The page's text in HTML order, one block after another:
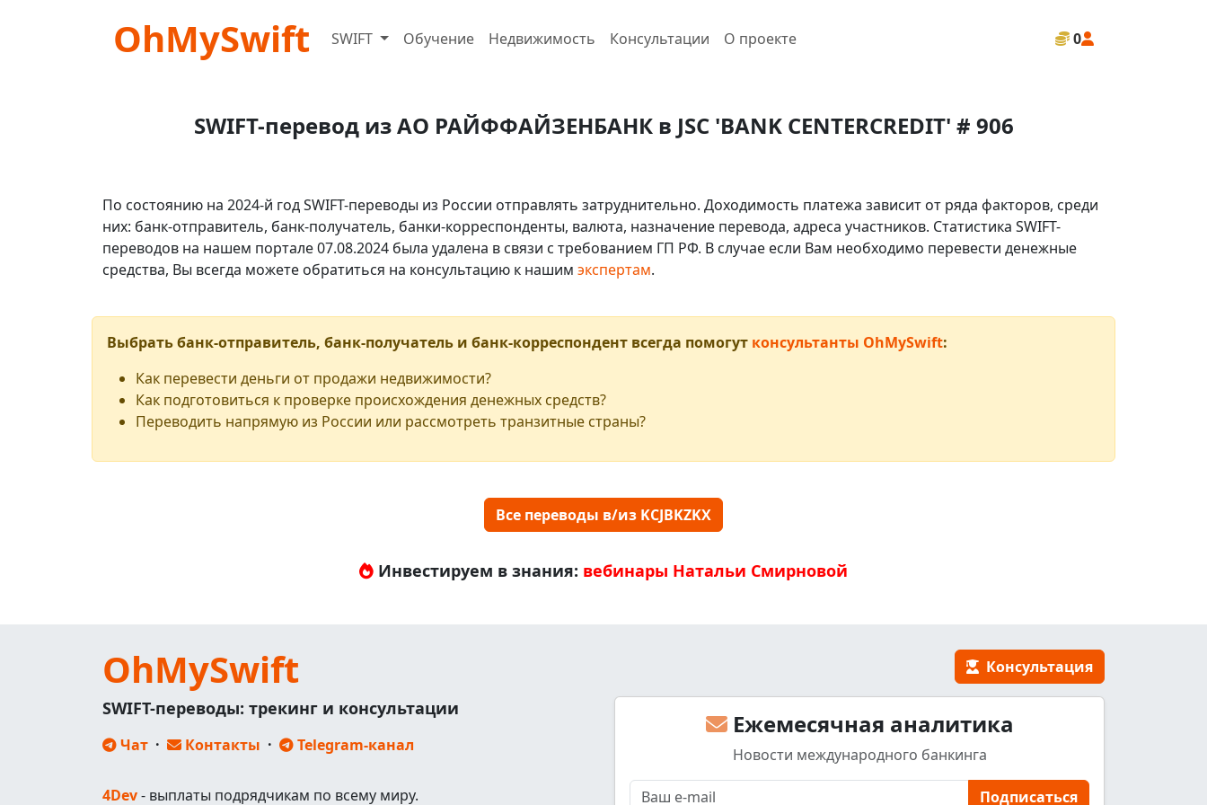
OhMySwift SWIFT Обучение Недвижимость Консультации О проекте 0
SWIFT-перевод из АО РАЙФФАЙЗЕНБАНК в JSC 'BANK CENTERCREDIT' # 906
По состоянию на 2024-й год SWIFT-переводы из России отправлять затруднительно. Доходимость платежа зависит от ряда факторов, среди
них: банк-отправитель, банк-получатель, банки-корреспонденты, валюта, назначение перевода, адреса участников. Статистика SWIFT-
переводов на нашем портале 07.08.2024 была удалена в связи с требованием ГП РФ. В случае если Вам необходимо перевести денежные
средства, Вы всегда можете обратиться на консультацию к нашим экспертам.
Выбрать банк-отправитель, банк-получатель и банк-корреспондент всегда помогут консультанты OhMySwift:
Как перевести деньги от продажи недвижимости?
Как подготовиться к проверке происхождения денежных средств?
Переводить напрямую из России или рассмотреть транзитные страны?
Все переводы в/из KCJBKZKX
Инвестируем в знания: вебинары Натальи Смирновой
OhMySwift Консультация
SWIFT-переводы: трекинг и консультации
Чат · Контакты · Telegram-канал
4Dev- выплаты подрядчикам по всему миру.
Ежемесячная аналитика
Новости международного банкинга
Подписаться